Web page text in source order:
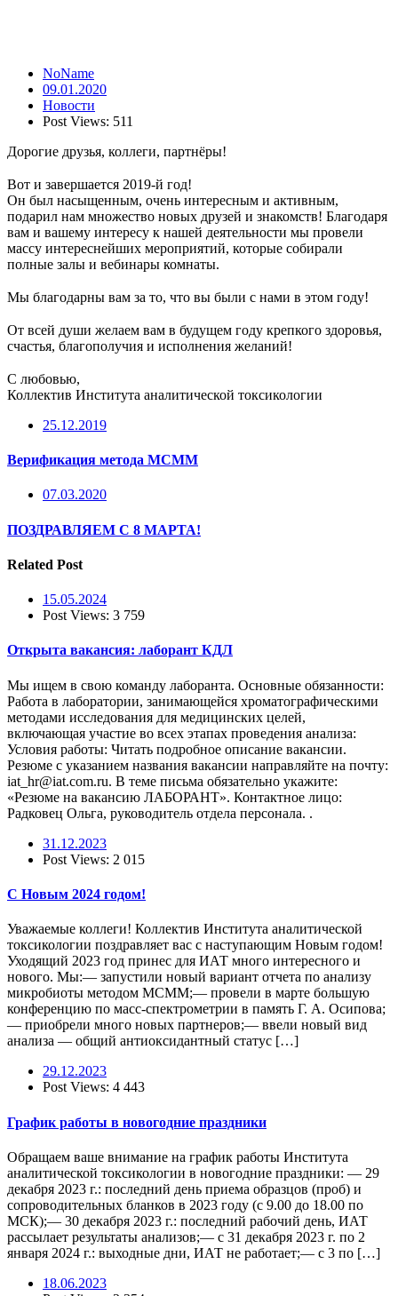
NoName
09.01.2020
Новости
Post Views: 511
Дорогие друзья, коллеги, партнёры!
Вот и завершается 2019-й год!
Он был насыщенным, очень интересным и активным,
подарил нам множество новых друзей и знакомств! Благодаря
вам и вашему интересу к нашей деятельности мы провели
массу интереснейших мероприятий, которые собирали
полные залы и вебинары комнаты.
Мы благодарны вам за то, что вы были с нами в этом году!
От всей души желаем вам в будущем году крепкого здоровья,
счастья, благополучия и исполнения желаний!
С любовью,
Коллектив Института аналитической токсикологии
25.12.2019
Верификация метода МСММ
07.03.2020
ПОЗДРАВЛЯЕМ С 8 МАРТА!
Related Post
15.05.2024
Post Views: 3 759
Открыта вакансия: лаборант КДЛ
Мы ищем в свою команду лаборанта. Основные обязанности:
Работа в лаборатории, занимающейся хроматографическими
методами исследования для медицинских целей,
включающая участие во всех этапах проведения анализа:
Условия работы: Читать подробное описание вакансии.
Резюме c указанием названия вакансии направляйте на почту:
iat_hr@iat.com.ru. В теме письма обязательно укажите:
«Резюме на вакансию ЛАБОРАНТ». Контактное лицо:
Радковец Ольга, руководитель отдела персонала. .
31.12.2023
Post Views: 2 015
С Новым 2024 годом!
Уважаемые коллеги! Коллектив Института аналитической
токсикологии поздравляет вас с наступающим Новым годом!
Уходящий 2023 год принес для ИАТ много интересного и
нового. Мы:— запустили новый вариант отчета по анализу
микробиоты методом МСММ;— провели в марте большую
конференцию по масс-спектрометрии в память Г. А. Осипова;
— приобрели много новых партнеров;— ввели новый вид
анализа — общий антиоксидантный статус […]
29.12.2023
Post Views: 4 443
График работы в новогодние праздники
Обращаем ваше внимание на график работы Института
аналитической токсикологии в новогодние праздники: — 29
декабря 2023 г.: последний день приема образцов (проб) и
сопроводительных бланков в 2023 году (с 9.00 до 18.00 по
МСК);— 30 декабря 2023 г.: последний рабочий день, ИАТ
рассылает результаты анализов;— с 31 декабря 2023 г. по 2
января 2024 г.: выходные дни, ИАТ не работает;— с 3 по […]
18.06.2023